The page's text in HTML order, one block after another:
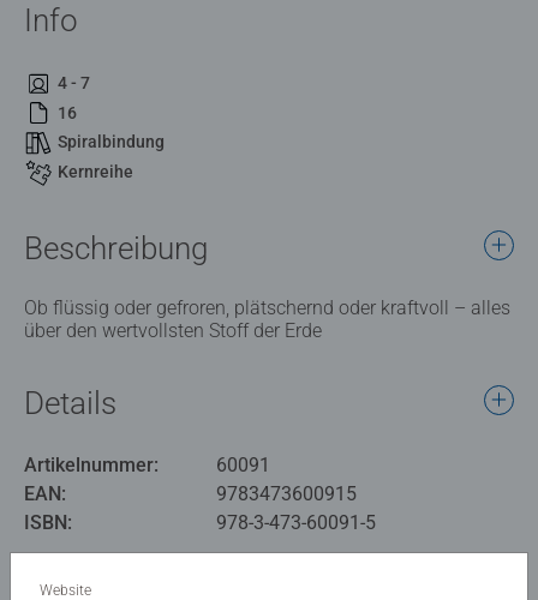
Info
4 - 7
16
Spiralbindung
Kernreihe
Beschreibung
Ob flüssig oder gefroren, plätschernd oder kraftvoll – alles
über den wertvollsten Stoff der Erde
Details
Artikelnummer:
60091
EAN:
9783473600915
ISBN:
978-3-473-60091-5
Warnhinweise und Herstellerinformation
Website